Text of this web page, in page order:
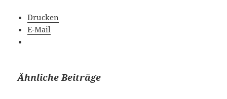
Drucken
E-Mail
Ähnliche Beiträge